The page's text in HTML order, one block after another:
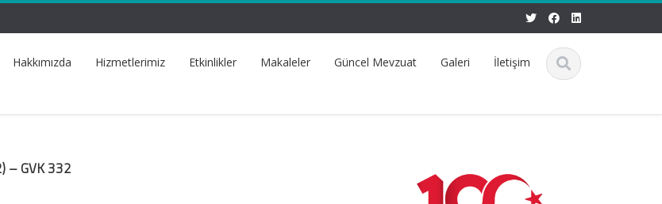
Hakkımızda Hizmetlerimiz Etkinlikler Makaleler Güncel Mevzuat Galeri İletişim
– GVK 332